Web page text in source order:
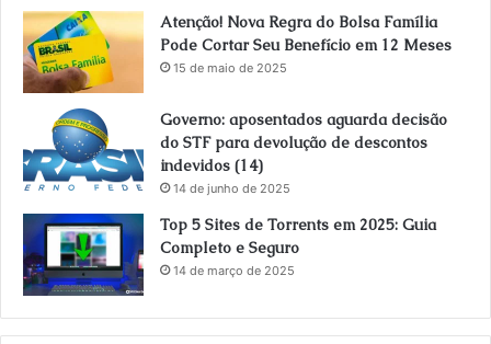
Atenção! Nova Regra do Bolsa Família
Pode Cortar Seu Benefício em 12 Meses
15 de maio de 2025
Governo: aposentados aguarda decisão
do STF para devolução de descontos
indevidos (14)
14 de junho de 2025
Top 5 Sites de Torrents em 2025: Guia
Completo e Seguro
14 de março de 2025